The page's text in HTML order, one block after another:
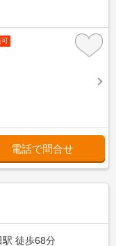
可
電話で問合せ
駅 徒歩68分